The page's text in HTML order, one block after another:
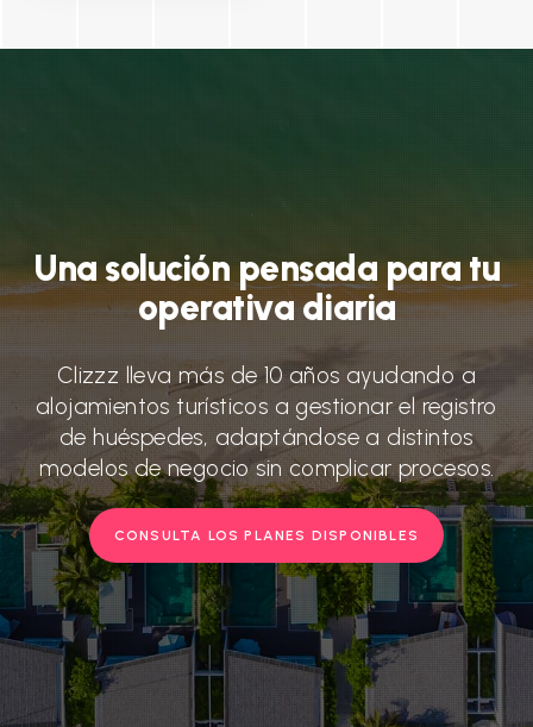
Unasoluciónpensadaparatu
operativadiaria
Clizzz lleva más de 10 años ayudando a
alojamientos turísticos a gestionar el registro
de huéspedes, adaptándose a distintos
modelos de negocio sin complicar procesos.
CONSULTA LOS PLANES DISPONIBLES